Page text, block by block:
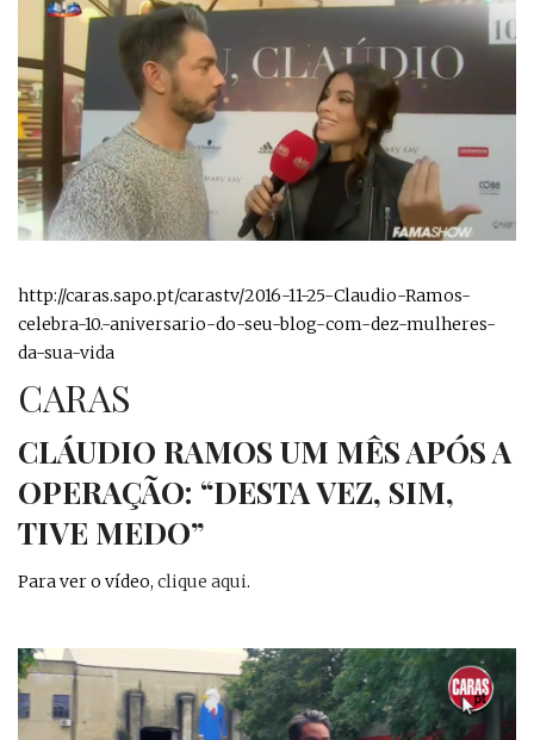
http://caras.sapo.pt/carastv/2016-11-25-Claudio-Ramos-
celebra-10.-aniversario-do-seu-blog-com-dez-mulheres-
da-sua-vida
CARAS
CLÁUDIO RAMOS UM MÊS APÓS A
OPERAÇÃO: “DESTA VEZ, SIM,
TIVE MEDO”
Para ver o vídeo, clique aqui.